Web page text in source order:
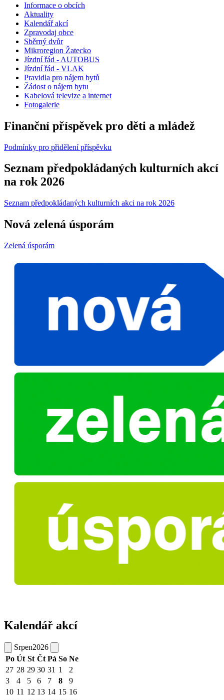
Informace o obcích
Aktuality
Kalendář akcí
Zpravodaj obce
Sběrný dvůr
Mikroregion Žatecko
Jízdní řád - AUTOBUS
Jízdní řád - VLAK
Pravidla pro nájem bytů
Žádost o nájem bytu
Kabelová televize a internet
Fotogalerie
Finanční příspěvek pro děti a mládež
Podmínky pro přidělení příspěvku
Seznam předpokládaných kulturních akcí
na rok 2026
Seznam předpokládaných kulturních akci na rok 2026
Nová zelená úsporám
Zelená úsporám
Kalendář akcí
Srpen2026
Po Út St Čt Pá So Ne
27 28 29 30 31 1
2
3
4 5 6 7 8
9
10 11 12 13 14 15 16